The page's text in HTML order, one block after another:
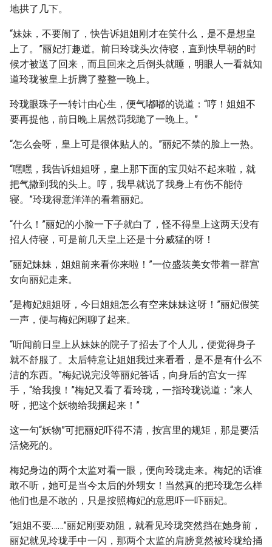
地拱了几下。
“妹妹，不要闹了，快告诉姐姐刚才在笑什么，是不是想皇
上了。”丽妃打趣道。前日玲珑头次侍寝，直到快早朝的时
候才被送了回来，而且回来之后倒头就睡，明眼人一看就知
道玲珑被皇上折腾了整整一晚上。
玲珑眼珠子一转计由心生，便气嘟嘟的说道：“哼！姐姐不
要再提他，前日晚上居然罚我跪了一晚上。”
“怎么会呀，皇上可是很体贴人的。”丽妃不禁的脸上一热。
“嘿嘿，我告诉姐姐呀，皇上那下面的宝贝站不起来啦，就
把气撒到我的头上。哼，我早就说了我身上有伤不能侍
寝。”玲珑得意洋洋的看着丽妃。
“什么！”丽妃的小脸一下子就白了，怪不得皇上这两天没有
招人侍寝，可是前几天皇上还是十分威猛的呀！
“丽妃妹妹，姐姐前来看你来啦！”一位盛装美女带着一群宫
女向丽妃走来。
“是梅妃姐姐呀，今日姐姐怎么有空来妹妹这呀！”丽妃假笑
一声，便与梅妃闲聊了起来。
“听闻前日皇上从妹妹的院子了招去了个人儿，便觉得身子
就不舒服了。太后特意让姐姐我过来看看，是不是有什么不
洁的东西。”梅妃说完没等丽妃答话，向身后的宫女一挥
手，“给我搜！”梅妃又看了看玲珑，一指玲珑说道：“来人
呀，把这个妖物给我捆起来！”
这一句“妖物”可把丽妃吓得不清，按宫里的规矩，那是要活
活烧死的。
梅妃身边的两个太监对看一眼，便向玲珑走来。梅妃的话谁
敢不听，她可是当今太后的外甥女！当然真的把玲珑怎么样
他们也是不敢的，只是按照梅妃的意思吓一吓丽妃。
“姐姐不要……”丽妃刚要劝阻，就看见玲珑突然挡在她身前，
丽妃就见玲珑手中一闪，那两个太监的肩膀竟然被玲珑给捅